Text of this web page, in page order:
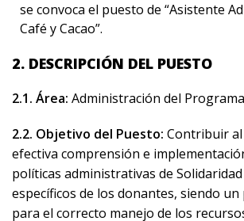
se convoca el puesto de “Asistente
Café y Cacao”.
2. DESCRIPCIÓN DEL PUESTO
2.1. Área: Administración del
2.2. Objetivo del Puesto: Contribuir
efectiva comprensión e
políticas administrativas de
específicos de los donantes, siendo un
para el correcto manejo de los